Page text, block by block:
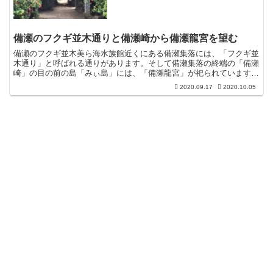
備瀬のフクギ並木通りと備瀬崎から備瀬龍宮を望む
備瀬のフクギ並木美ら海水族館近くにある備瀬集落には、「フクギ並
木通り」と呼ばれる通りがあります。そして備瀬集落の終端の「備瀬
崎」の目の前の島「みぃ島」には、「備瀬龍宮」が祀られています。
備瀬集落は沖縄本部半島の先端に位置するため、台風などか...
2020.09.17 2020.10.05